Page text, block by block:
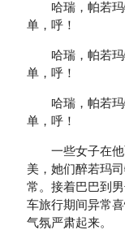
哈瑞，帕若
单，呼！
哈瑞，帕若
单，呼！
哈瑞，帕若
单，呼！
一些女子在
美，她们醉若玛
常。接着巴巴到
车旅行期间异常
气氛严肃起来。